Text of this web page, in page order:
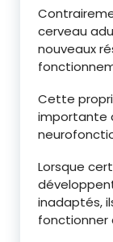
cerveau
nouveaux
Cette
importante
Lorsque
inadaptés,
fonctionner